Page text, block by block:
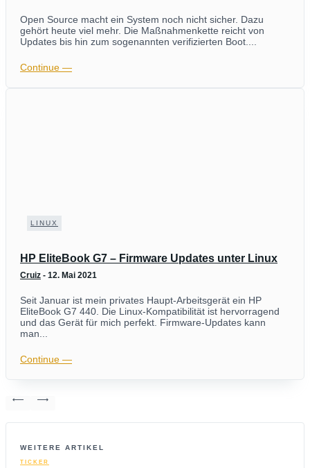
Open Source macht ein System noch nicht sicher. Dazu
gehört heute viel mehr. Die Maßnahmenkette reicht von
Updates bis hin zum sogenannten verifizierten Boot....
Continue ―
LINUX
HP EliteBook G7 – Firmware Updates unter Linux
Cruiz - 12. Mai 2021
Seit Januar ist mein privates Haupt-Arbeitsgerät ein HP
EliteBook G7 440. Die Linux-Kompatibilität ist hervorragend
und das Gerät für mich perfekt. Firmware-Updates kann
man...
Continue ―
WEITERE ARTIKEL
TICKER